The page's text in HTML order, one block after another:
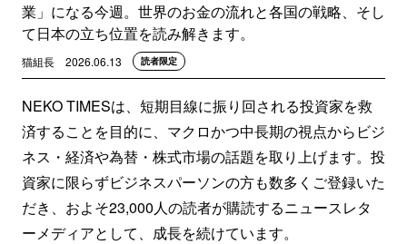
業」になる今週。世界のお金の流れと各国の戦略、そし
て日本の立ち位置を読み解きます。
猫組長 2026.06.13 読者限定
NEKO TIMESは、短期目線に振り回される投資家を救
済することを目的に、マクロかつ中長期の視点からビジ
ネス・経済や為替・株式市場の話題を取り上げます。投
資家に限らずビジネスパーソンの方も数多くご登録いた
だき、およそ23,000人の読者が購読するニュースレタ
ーメディアとして、成長を続けています。